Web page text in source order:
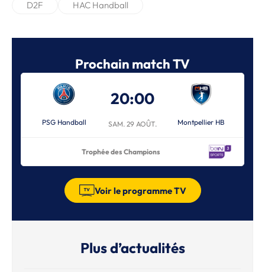
D2F HAC Handball
Prochain match TV
PSG Handball
20:00
SAM. 29 AOÛT. Montpellier HB
Trophée des Champions
Voir le programme TV
Plus d’actualités